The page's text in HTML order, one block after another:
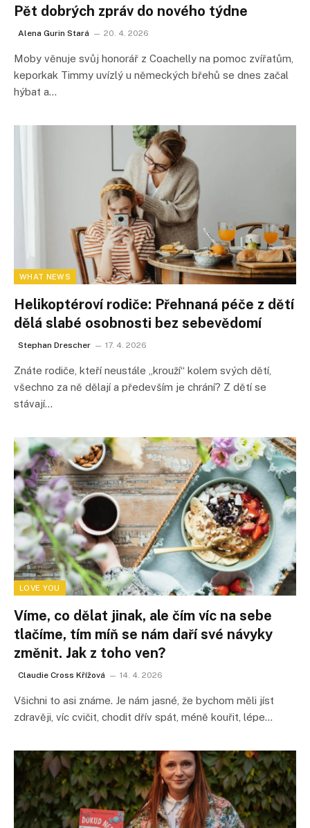
Pět dobrých zpráv do nového týdne
Alena Gurin Stará 20. 4. 2026
Moby věnuje svůj honorář z Coachelly na pomoc zvířatům,
keporkak Timmy uvízlý u německých břehů se dnes začal
hýbat a…
WHAT NEWS
Helikoptéroví rodiče: Přehnaná péče z dětí
dělá slabé osobnosti bez sebevědomí
Stephan Drescher 17. 4. 2026
Znáte rodiče, kteří neustále „krouží“ kolem svých dětí,
všechno za ně dělají a především je chrání? Z dětí se
stávají…
LOVE YOU
Víme, co dělat jinak, ale čím víc na sebe
tlačíme, tím míň se nám daří své návyky
změnit. Jak z toho ven?
Claudie Cross Křížová 14. 4. 2026
Všichni to asi známe. Je nám jasné, že bychom měli jíst
zdravěji, víc cvičit, chodit dřív spát, méně kouřit, lépe…